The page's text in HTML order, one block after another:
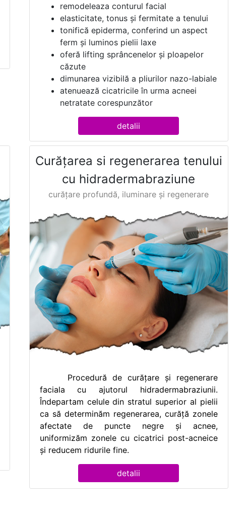
remodeleaza conturul facial
elasticitate, tonus și fermitate a tenului
tonifică epiderma, conferind un aspect
ferm și luminos pielii laxe
oferă lifting sprâncenelor și ploapelor
căzute
dimunarea vizibilă a pliurilor nazo-labiale
atenuează cicatricile în urma acneei
netratate corespunzător
detalii
Curăţarea si regenerarea tenului
cu hidradermabraziune
curățare profundă, iluminare și regenerare
Procedură de curățare și regenerare
faciala cu ajutorul hidradermabraziunii.
Îndepartam celule din stratul superior al pielii
ca să determinăm regenerarea, curăță zonele
afectate de puncte negre și acnee,
uniformizăm zonele cu cicatrici post-acneice
și reducem ridurile fine.
detalii